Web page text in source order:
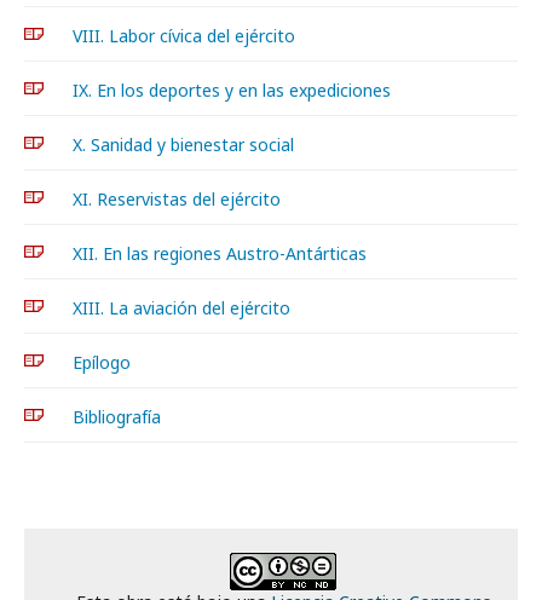
VIII. Labor cívica del ejército
IX. En los deportes y en las expediciones
X. Sanidad y bienestar social
XI. Reservistas del ejército
XII. En las regiones Austro-Antárticas
XIII. La aviación del ejército
Epílogo
Bibliografía